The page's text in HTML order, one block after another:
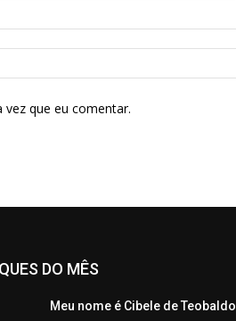
que eu comentar.
DO MÊS
Meu nome é Cibele de Teobaldo